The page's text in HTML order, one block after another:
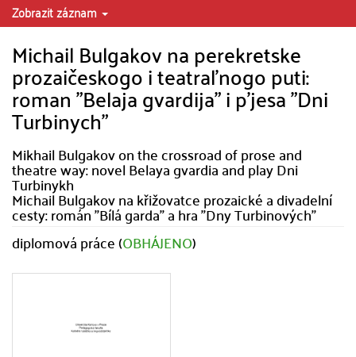
Zobrazit záznam
Michail Bulgakov na perekretske
prozaičeskogo i teatral'nogo puti:
roman "Belaja gvardija" i p'jesa "Dni
Turbinych"
Mikhail Bulgakov on the crossroad of prose and
theatre way: novel Belaya gvardia and play Dni
Turbinykh
Michail Bulgakov na křižovatce prozaické a divadelní
cesty: román "Bílá garda" a hra "Dny Turbinových"
diplomová práce (OBHÁJENO)